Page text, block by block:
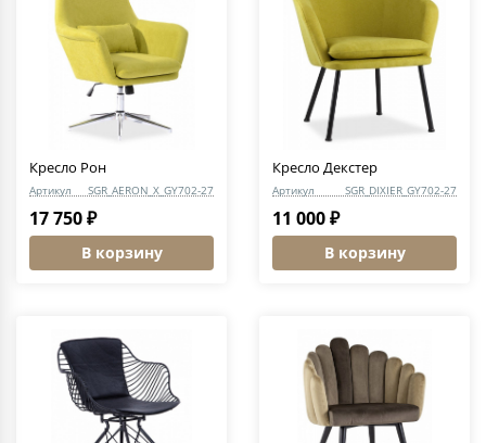
Кресло Рон
Артикул SGR_AERON_X_GY702-27
17 750 ₽
В корзину
Кресло Декстер
Артикул SGR_DIXIER_GY702-27
11 000 ₽
В корзину